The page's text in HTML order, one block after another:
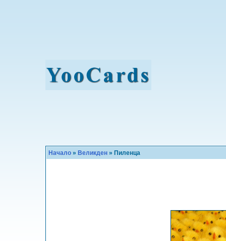
Начало » Великден » Пиленца